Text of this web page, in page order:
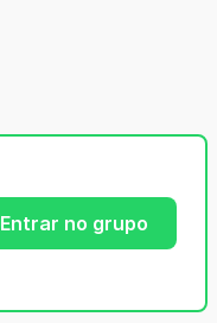
Entrar no grupo